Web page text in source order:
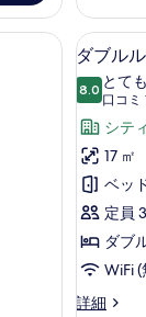
の
す
べ
て
の
写
真
を
表
示
す
た
は
ツ
イ
ン
ー
ム
の
詳
細
ボックス (室内)、
ダ
ブ
ル
ル
ー
ム
禁
煙
の
す
8
ダブル
8.010 点中
とて
口コミ
(口
コ
ミ
件)
シテ
17 ㎡
ベッ
定員
ダブ
WiFi
詳細
ダ